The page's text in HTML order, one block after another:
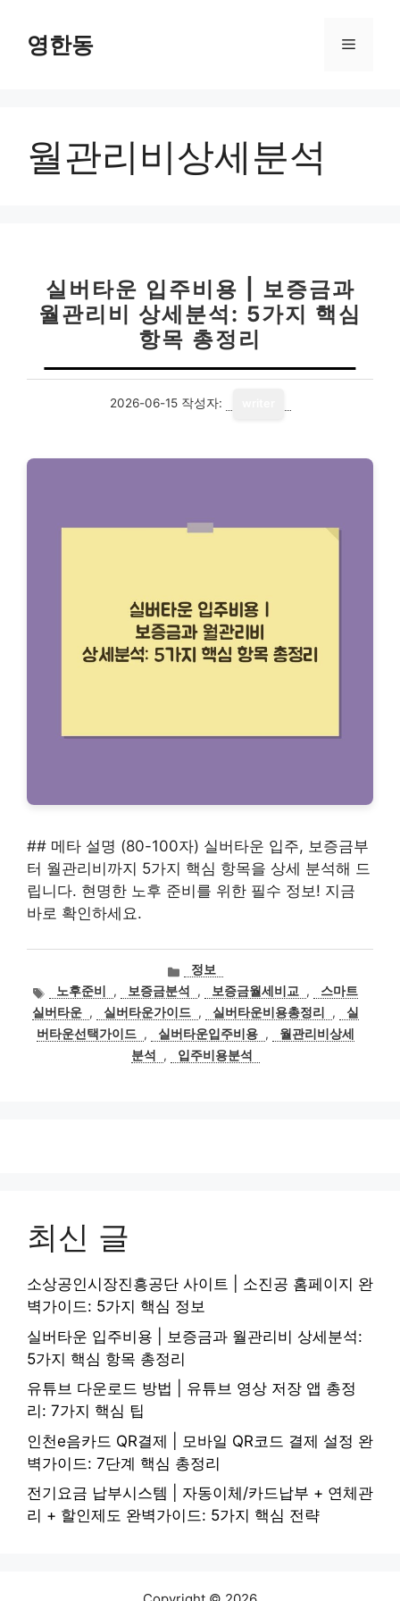
영한동 메
월관리비상세분석
실버타운 입주비용 | 보증금과
월관리비 상세분석: 5가지 핵심
항목 총정리
2026-06-15 작성자:
## 메타 설명 (80-100자) 실버타운 입주, 보증금부
터 월관리비까지 5가지 핵심 항목을 상세 분석해 드
립니다. 현명한 노후 준비를 위한 필수 정보! 지금
바로 확인하세요.
카
테
고
리
정보
태
그
노후준비 , 보증금분석 , 보증금월세비교 ,
스마트
실버타운 , 실버타운가이드 , 실버타운비용총정리 ,
실
버타운선택가이드 , 실버타운입주비용 ,
월관리비상세
분석
, 입주비용분석
최신 글
소상공인시장진흥공단 사이트 | 소진공 홈페이지 완
벽가이드: 5가지 핵심 정보
실버타운 입주비용 | 보증금과 월관리비 상세분석:
5가지 핵심 항목 총정리
유튜브 다운로드 방법 | 유튜브 영상 저장 앱 총정
리: 7가지 핵심 팁
인천e음카드 QR결제 | 모바일 QR코드 결제 설정 완
벽가이드: 7단계 핵심 총정리
전기요금 납부시스템 | 자동이체/카드납부 + 연체관
리 + 할인제도 완벽가이드: 5가지 핵심 전략